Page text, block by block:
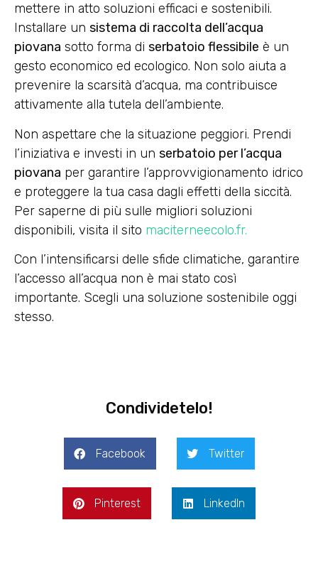
mettere in atto soluzioni efficaci e sostenibili.
Installare un sistema di raccolta dell’acqua
piovana sotto forma di serbatoio flessibile è un
gesto economico ed ecologico. Non solo aiuta a
prevenire la scarsità d’acqua, ma contribuisce
attivamente alla tutela dell’ambiente.
Non aspettare che la situazione peggiori. Prendi
l’iniziativa e investi in un serbatoio per l’acqua
piovana per garantire l’approvvigionamento idrico
e proteggere la tua casa dagli effetti della siccità.
Per saperne di più sulle migliori soluzioni
disponibili, visita il sito maciterneecolo.fr.
Con l’intensificarsi delle sfide climatiche, garantire
l’accesso all’acqua non è mai stato così
importante. Scegli una soluzione sostenibile oggi
stesso.
Condividetelo!
Facebook Twitter
Pinterest LinkedIn